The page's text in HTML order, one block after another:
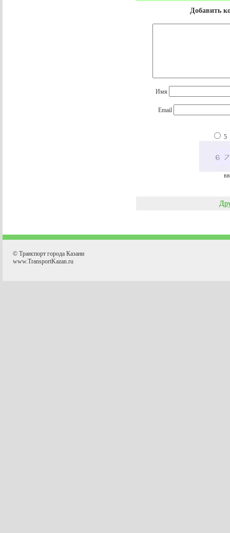
Добавить
Имя
Email
5
© Транспорт города Казани
www.TransportKazan.ru